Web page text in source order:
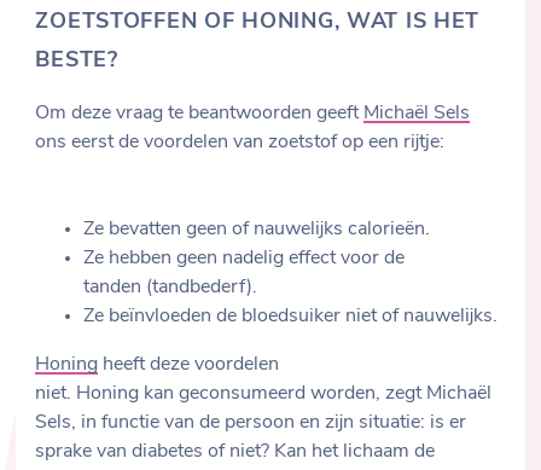
ZOETSTOFFEN OF HONING, WAT IS HET
BESTE?
Om deze vraag te beantwoorden geeft Michaël Sels
ons eerst de voordelen van zoetstof op een rijtje:
Ze bevatten geen of nauwelijks calorieën.
Ze hebben geen nadelig effect voor de
tanden (tandbederf).
Ze beïnvloeden de bloedsuiker niet of nauwelijks.
Honing heeft deze voordelen
niet. Honing kan geconsumeerd worden, zegt Michaël
Sels, in functie van de persoon en zijn situatie: is er
sprake van diabetes of niet? Kan het lichaam de